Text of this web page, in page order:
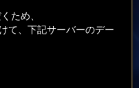
ため、
て、下記サーバーのデー